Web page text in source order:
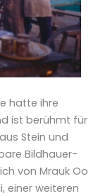
hatte ihre
ist berühmt für
Stein und
Bildhauer-
von Mrauk Oo
einer weiteren